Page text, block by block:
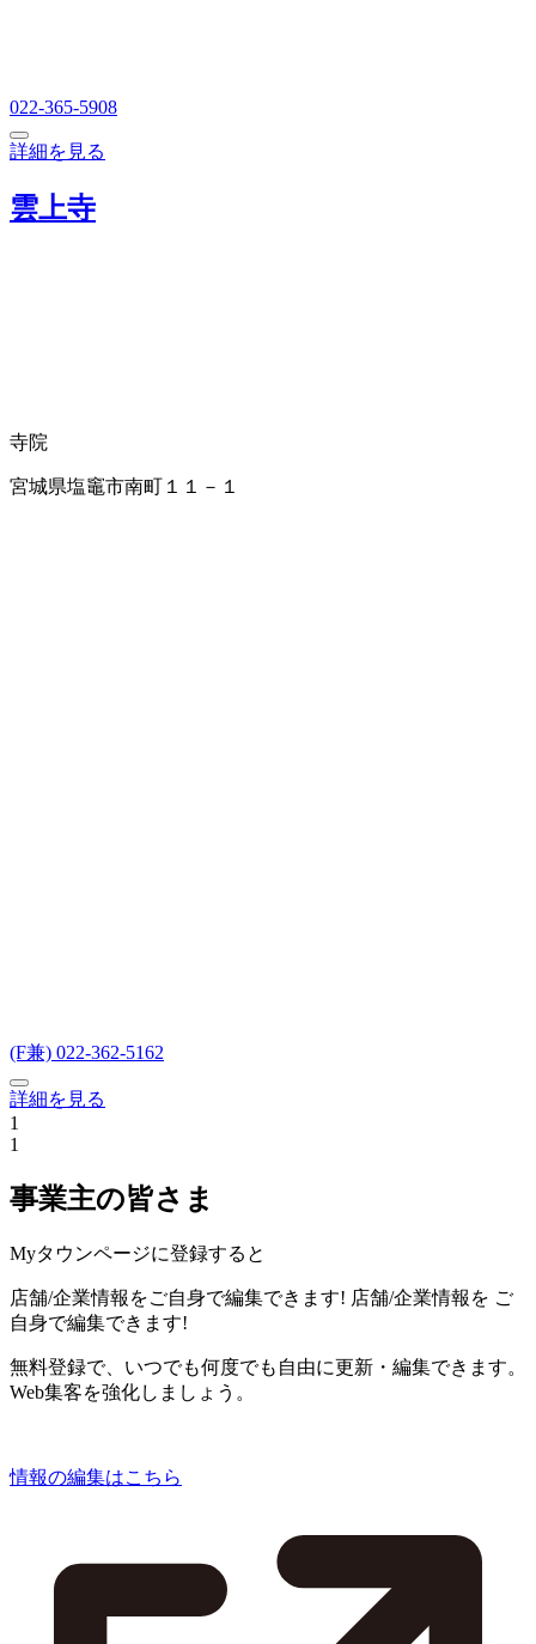
022-365-5908
詳細を見る
雲上寺
寺院
宮城県塩竈市南町１１－１
(F兼) 022-362-5162
詳細を見る
1
1
事業主の皆さま
Myタウンページに登録すると
店舗/企業情報をご自身で編集できます! 店舗/企業情報を ご
自身で編集できます!
無料登録で、いつでも何度でも自由に更新・編集できます。
Web集客を強化しましょう。
情報の編集はこちら